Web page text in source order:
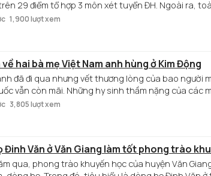
29 điểm tổ hợp 3 môn xét tuyển ĐH. Ngoài ra,
27 điểm trở lên.
1,900 lượt xem
hai bà mẹ Việt Nam anh hùng ở Kim Động
đã đi qua nhưng vết thương lòng của bao người
vẫn còn mãi. Những hy sinh thầm nặng của các
lọi của dân tộc, quê hương, luôn là tấm gương
3,805 lượt xem
Đinh Văn ở Văn Giang làm tốt phong trào
qua, phong trào khuyến học của huyện Văn